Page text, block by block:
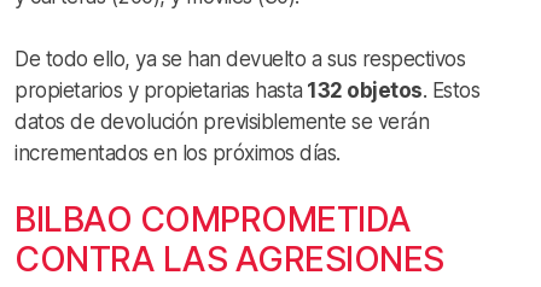
De todo ello, ya se han devuelto a sus respectivos
propietarios y propietarias hasta 132 objetos. Estos
datos de devolución previsiblemente se verán
incrementados en los próximos días.
BILBAO COMPROMETIDA
CONTRA LAS AGRESIONES